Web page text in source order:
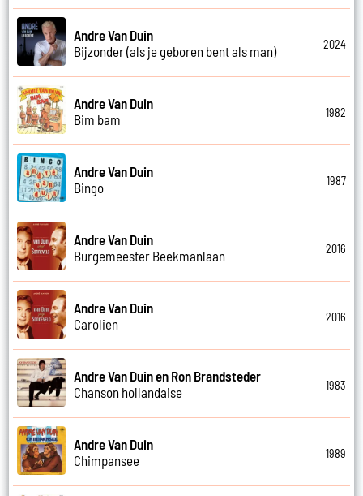
Andre Van Duin
Bijzonder (als je geboren bent als man)
2024
Andre Van Duin
Bim bam
1982
Andre Van Duin
Bingo
1987
Andre Van Duin
Burgemeester Beekmanlaan
2016
Andre Van Duin
Carolien
2016
Andre Van Duin en Ron Brandsteder
Chanson hollandaise
1983
Andre Van Duin
Chimpansee
1989